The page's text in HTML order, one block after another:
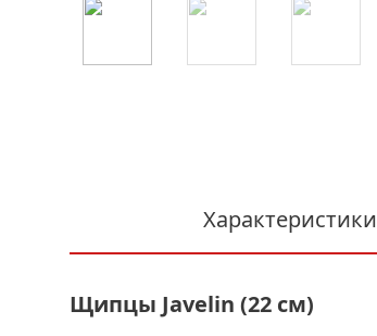
Характеристики
Щипцы Javelin (22 см)